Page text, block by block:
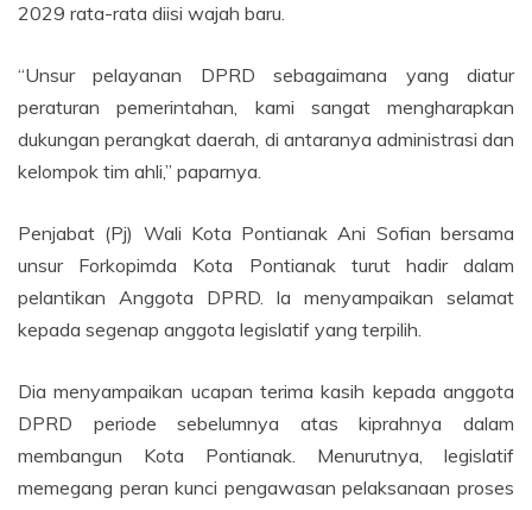
2029 rata-rata diisi wajah baru.
“Unsur pelayanan DPRD sebagaimana yang diatur
peraturan pemerintahan, kami sangat mengharapkan
dukungan perangkat daerah, di antaranya administrasi dan
kelompok tim ahli,” paparnya.
Penjabat (Pj) Wali Kota Pontianak Ani Sofian bersama
unsur Forkopimda Kota Pontianak turut hadir dalam
pelantikan Anggota DPRD. Ia menyampaikan selamat
kepada segenap anggota legislatif yang terpilih.
Dia menyampaikan ucapan terima kasih kepada anggota
DPRD periode sebelumnya atas kiprahnya dalam
membangun Kota Pontianak. Menurutnya, legislatif
memegang peran kunci pengawasan pelaksanaan proses